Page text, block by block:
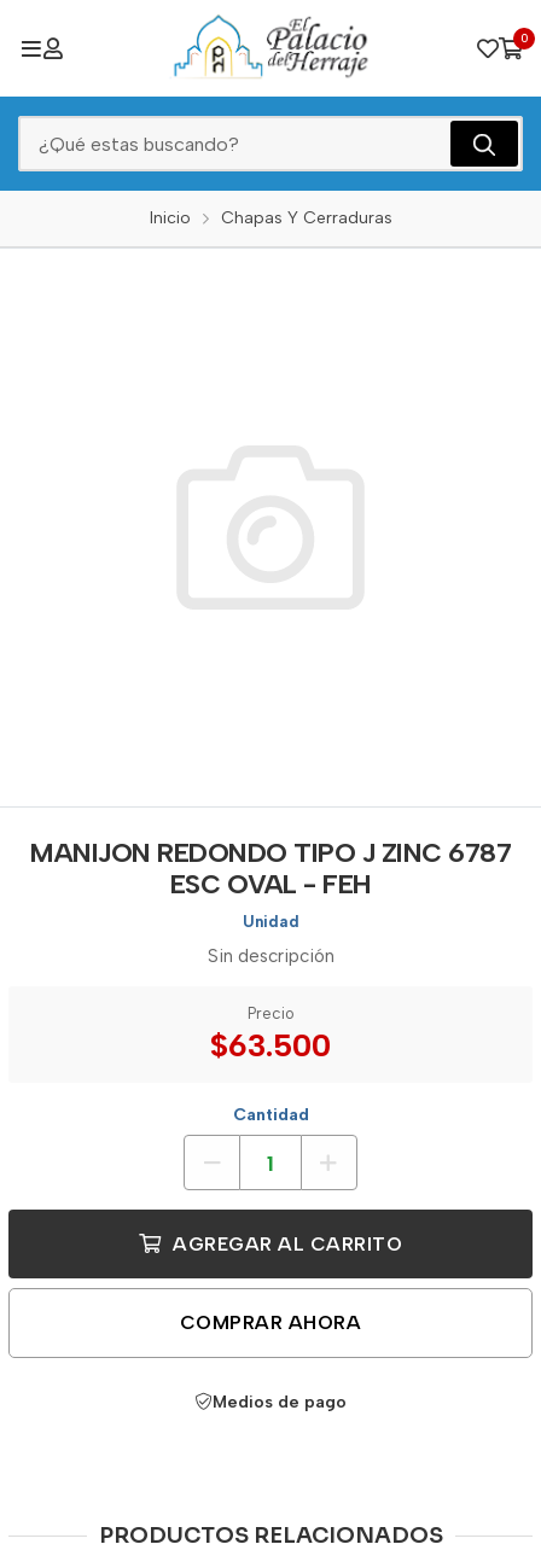
0
Inicio Chapas Y Cerraduras
MANIJON REDONDO TIPO J ZINC 6787
ESC OVAL - FEH
Unidad
Sin descripción
Precio
$63.500
Cantidad
AGREGAR AL CARRITO
COMPRAR AHORA
Medios de pago
PRODUCTOS RELACIONADOS